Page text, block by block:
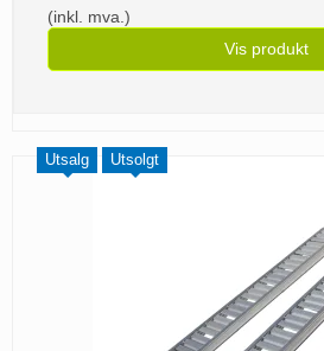
(inkl. mva.)
Vis produkt
Utsalg Utsolgt